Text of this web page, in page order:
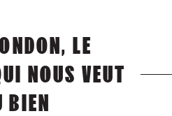
LE
NOUS VEUT
BIEN